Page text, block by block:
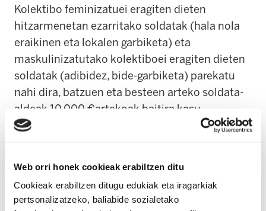
Web orri honek cookieak erabiltzen ditu
Cookieak erabiltzen ditugu edukiak eta iragarkiak
pertsonalizatzeko, baliabide sozialetako
Kolektibo feminizatuei eragiten dieten
hitzarmenetan ezarritako soldatak (hala nola
eraikinen eta lokalen garbiketa) eta
maskulinizatutako kolektiboei eragiten dieten
soldatak (adibidez, bide-garbiketa) parekatu
nahi dira, batzuen eta besteen arteko soldata-
aldeak 10.000 €artekoak baitira kasu
batzuetan. ELAk greba ugari aktibatzea lortu du
aldarrikapen horren inguruan, adibidez,
lokalen garbiketan, komisarioen eta epaitegien